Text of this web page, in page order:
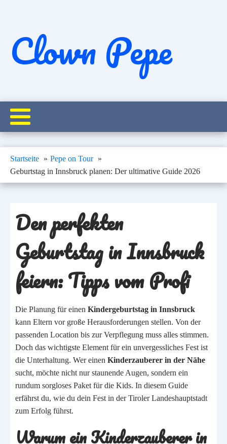
Clown Pepe
Startseite
Pepe on Tour
Geburtstag in Innsbruck planen: Der ultimative Guide 2026
Den perfekten
Geburtstag in Innsbruck
feiern: Tipps vom Profi
Die Planung für einen Kindergeburtstag in Innsbruck
kann Eltern vor große Herausforderungen stellen. Von der
passenden Location bis zur Verpflegung muss alles stimmen.
Doch das wichtigste Element für ein unvergessliches Fest ist
die Unterhaltung. Wer einen Kinderzauberer in der Nähe
sucht, möchte nicht nur staunende Augen, sondern ein
rundum sorgloses Paket für die Kids. In diesem Guide
erfährst du, wie du dein Fest in der Tiroler Landeshauptstadt
zum Erfolg führst.
Warum ein Kinderzauberer in